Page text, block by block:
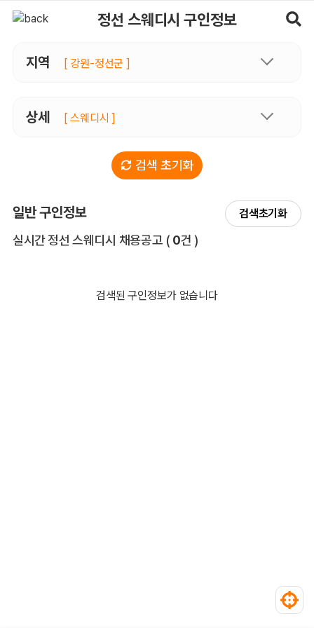
정선 스웨디시 구인정보
지역 [ 강원-정선군 ]
상세 [ 스웨디시 ]
검색 초기화
일반 구인정보 검색초기화
실시간 정선 스웨디시 채용공고 전체 목록
( 0건 )
검색된 구인정보가 없습니다